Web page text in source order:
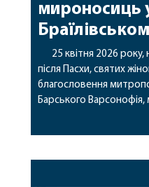
мироносиць
25 квітня 2026 року,
після Пасхи, святих
благословення
Барського
Вишгородський і
співслужили клірики